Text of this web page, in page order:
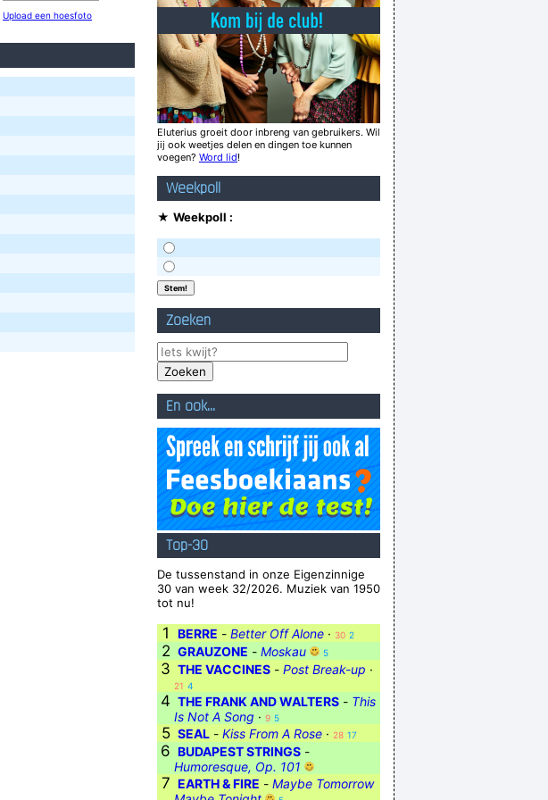
pork. To the South, to the South, I love meat i
in DRIE cafés in de buurt werd er op de toog geslagen
RSCAchick: KVK spelers, geboren komedianten
nog kan vinden en hopen op een lekkere droom haha trustee xxxx
they've been breathing the atmoSPHERE and not the atmosflat.
plakband trekken van je nieuwe teevee naar een dikke barst in het lcd
heb gegoold. Pumps tot maat 43. De rest te krijgen bij s#%shop
Vitinha de cruciale 0-1 aan de voet, maar De Ligt in de weg
er zit een komkommer in m´n reet... 5 min later nog geen dokter...
Verknoei je tijd op een nuttige manier!
Geej se lèllike voel hod!
Upload een hoesfoto
Eluterius groeit door inbreng van gebruikers. Wil
jij ook weetjes delen en dingen toe kunnen
voegen? Word lid!
Weekpoll
★ Weekpoll :
Zoeken
En ook...
Top-30
De tussenstand in onze Eigenzinnige
30 van week 32/2026. Muziek van 1950
tot nu!
1 BERRE - Better Off Alone · 30 2
2 GRAUZONE - Moskau 5
3 THE VACCINES - Post Break-up ·
21 4
4 THE FRANK AND WALTERS - This
Is Not A Song · 9 5
5 SEAL - Kiss From A Rose · 28 17
6 BUDAPEST STRINGS -
Humoresque, Op. 101
7 EARTH & FIRE - Maybe Tomorrow